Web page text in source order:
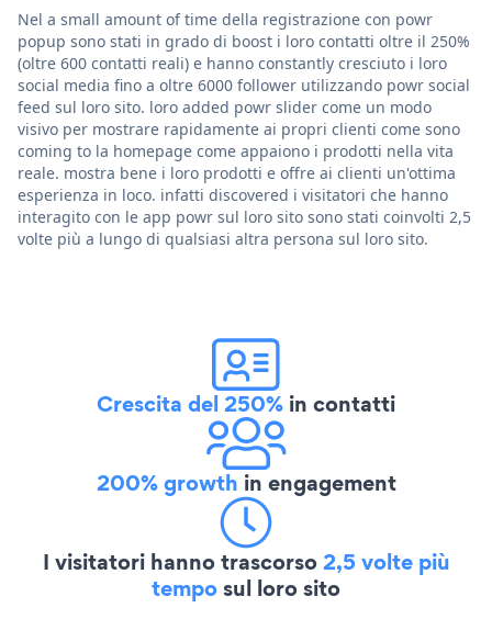
Nel a small amount of time della registrazione con powr
popup sono stati in grado di boost i loro contatti oltre il 250%
(oltre 600 contatti reali) e hanno constantly cresciuto i loro
social media fino a oltre 6000 follower utilizzando powr social
feed sul loro sito. loro added powr slider come un modo
visivo per mostrare rapidamente ai propri clienti come sono
coming to la homepage come appaiono i prodotti nella vita
reale. mostra bene i loro prodotti e offre ai clienti un'ottima
esperienza in loco. infatti discovered i visitatori che hanno
interagito con le app powr sul loro sito sono stati coinvolti 2,5
volte più a lungo di qualsiasi altra persona sul loro sito.
Crescita del 250% in contatti
200% growth in engagement
I visitatori hanno trascorso2,5 volte più
temposul loro sito